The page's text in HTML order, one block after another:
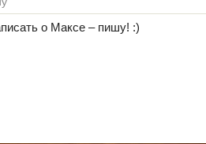
о Максе – пишу! :)